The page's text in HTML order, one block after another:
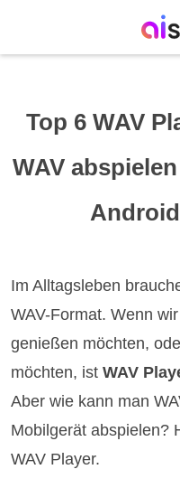
Top 6 WAV
WAV
Im Alltagsleben
WAV-Format. Wenn
genießen möchten,
möchten, istWAV
Aber wie kann man
Mobilgerät abspielen?
WAV Player.